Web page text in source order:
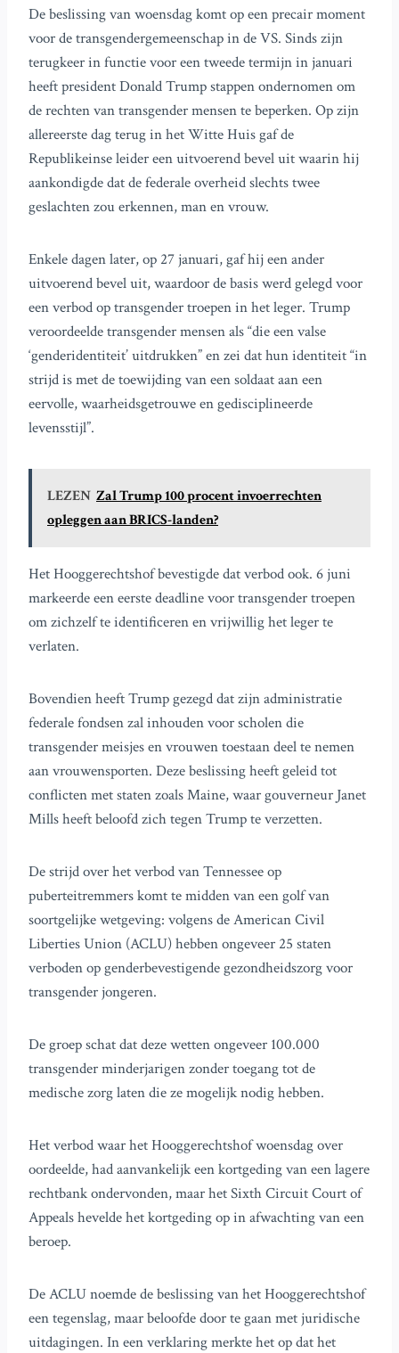
De beslissing van woensdag komt op een precair moment
voor de transgendergemeenschap in de VS. Sinds zijn
terugkeer in functie voor een tweede termijn in januari
heeft president Donald Trump stappen ondernomen om
de rechten van transgender mensen te beperken. Op zijn
allereerste dag terug in het Witte Huis gaf de
Republikeinse leider een uitvoerend bevel uit waarin hij
aankondigde dat de federale overheid slechts twee
geslachten zou erkennen, man en vrouw.
Enkele dagen later, op 27 januari, gaf hij een ander
uitvoerend bevel uit, waardoor de basis werd gelegd voor
een verbod op transgender troepen in het leger. Trump
veroordeelde transgender mensen als “die een valse
‘genderidentiteit’ uitdrukken” en zei dat hun identiteit “in
strijd is met de toewijding van een soldaat aan een
eervolle, waarheidsgetrouwe en gedisciplineerde
levensstijl”.
LEZEN Zal Trump 100 procent invoerrechten
opleggen aan BRICS-landen?
Het Hooggerechtshof bevestigde dat verbod ook. 6 juni
markeerde een eerste deadline voor transgender troepen
om zichzelf te identificeren en vrijwillig het leger te
verlaten.
Bovendien heeft Trump gezegd dat zijn administratie
federale fondsen zal inhouden voor scholen die
transgender meisjes en vrouwen toestaan deel te nemen
aan vrouwensporten. Deze beslissing heeft geleid tot
conflicten met staten zoals Maine, waar gouverneur Janet
Mills heeft beloofd zich tegen Trump te verzetten.
De strijd over het verbod van Tennessee op
puberteitremmers komt te midden van een golf van
soortgelijke wetgeving: volgens de American Civil
Liberties Union (ACLU) hebben ongeveer 25 staten
verboden op genderbevestigende gezondheidszorg voor
transgender jongeren.
De groep schat dat deze wetten ongeveer 100.000
transgender minderjarigen zonder toegang tot de
medische zorg laten die ze mogelijk nodig hebben.
Het verbod waar het Hooggerechtshof woensdag over
oordeelde, had aanvankelijk een kortgeding van een lagere
rechtbank ondervonden, maar het Sixth Circuit Court of
Appeals hevelde het kortgeding op in afwachting van een
beroep.
De ACLU noemde de beslissing van het Hooggerechtshof
een tegenslag, maar beloofde door te gaan met juridische
uitdagingen. In een verklaring merkte het op dat het